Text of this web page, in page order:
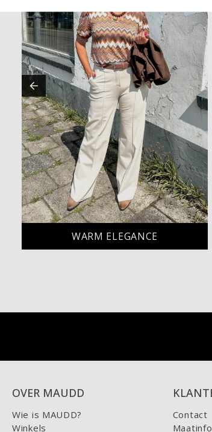
WARM ELEGANCE
OVER MAUDD
Wie is MAUDD?
Winkels
Contact
Maatinfo